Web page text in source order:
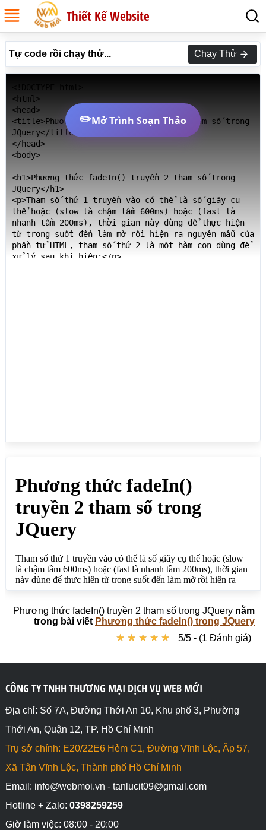
Thiết Kế Website
Tự code rồi chạy thử... Chạy Thử
<html>
<head>
<title>Phương thức fadeIn() truyền 2 tham số trong
JQuery</title>
</head>
<body>
<h1>Phương thức fadeIn() truyền 2 tham số trong
JQuery</h1>
<p>Tham số thứ 1 truyền vào có thể là số giây cụ
thể hoặc (slow là chậm tầm 600ms) hoặc (fast là
nhanh tầm 200ms), thời gian này dùng để thực hiện
từ trong suốt đến làm mờ rồi hiện ra nguyên mẫu của
phần tử HTML, tham số thứ 2 là một hàm con dùng để
xử lý sau khi hiện:</p>
bằng style được hiện nhanh(fast)</p>
<button id="nuthienfast">HIỆN FAST</button>
<p>Click HIỆN FAST để hiện nhanh(fast) phần tử HTML
có id là hienfast</p>
<script src="https://webmoi.vn/media/js/jquery-
<script>
// Ẩn phần tử HTML có id là hienid
$("#nutanid").click(function(e) {
});
// Hiện chậm(slow) phần tử HTML có id là hienid
$("#nuthienid").click(function(e) {
    alert("Phần tử đã được hiện!");
});
// Hiện phần tử HTML có id là hienstyle đã ẩn bằng
$("#nuthienstyle").click(function(e) {
    alert("Phần tử đã được hiện!");
  });
đã ẩn bằng style
$("#nuthienfast").click(function(e) {
✏️Mở Trình Soạn Thảo
Phương thức fadeIn() truyền 2 tham số trong JQuery nằm
trong bài viết Phương thức fadeIn() trong JQuery
★ ★ ★ ★ ★
★ ★ ★ ★ ★ 5/5 - (1 Đánh giá)
CÔNG TY TNHH THƯƠNG MẠI DỊCH VỤ WEB MỚI
Địa chỉ: Số 7A, Đường Thới An 10, Khu phố 3, Phường
Thới An, Quận 12, TP. Hồ Chí Minh
Trụ sở chính: E20/22E6 Hẻm C1, Đường Vĩnh Lộc, Ấp 57,
Xã Tân Vĩnh Lộc, Thành phố Hồ Chí Minh
Email: info@webmoi.vn - tanlucit09@gmail.com
Hotline + Zalo: 0398259259
Giờ làm việc: 08:00 - 20:00